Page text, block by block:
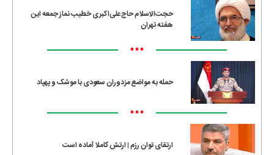
حجت‌الاسلام حاج‌علی‌اکبری خطیب نماز جمعه این
هفته تهران
•••
حمله به مواضع مزدوران سعودی با موشک و پهپاد
•••
ارتقای توان رزم | ارتش کاملا آماده است